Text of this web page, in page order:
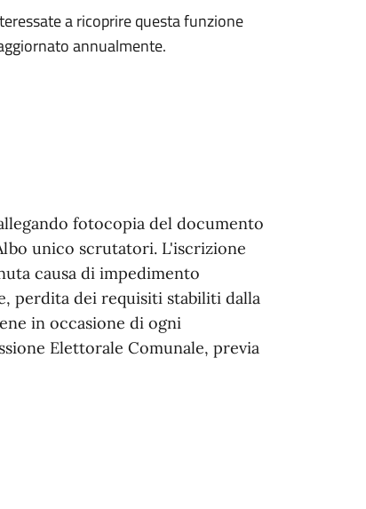
a ricoprire questa funzione
annualmente.
fotocopia del documento
unico scrutatori. L'iscrizione
causa di impedimento
perdita dei requisiti stabiliti dalla
in occasione di ogni
Elettorale Comunale, previa